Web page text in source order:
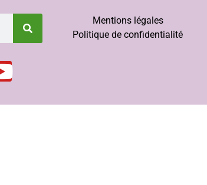
Mentions légales
Politique de confidentialité